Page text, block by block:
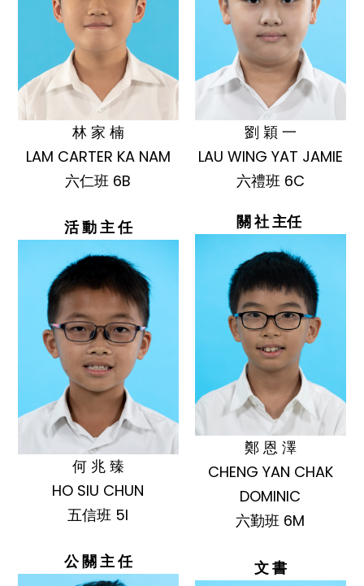
林 家 楠
LAM CARTER KA NAM
六仁班 6B
劉 穎 一
LAU WING YAT JAMIE
六禮班 6C
活 動 主 任
何 兆 臻
HO SIU CHUN
五信班 5I
關 社 主任
鄭 恩 澤
CHENG YAN CHAK
DOMINIC
六勤班 6M
公 關 主 任
文 書